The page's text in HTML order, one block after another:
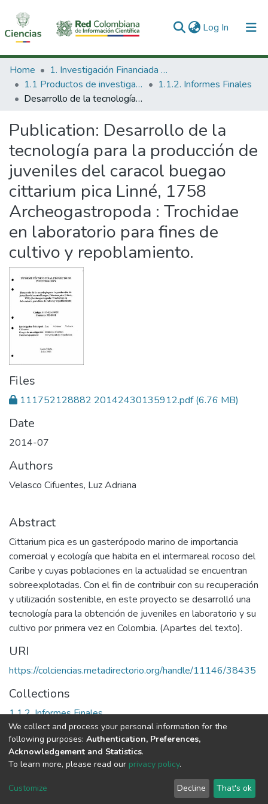
Log In (current)
Communities & Collections
All of DSpace
Home
1. Investigación Financiada con Recursos Públicos
1.1 Productos de investigación
1.1.2. Informes Finales
Desarrollo de la tecnología para la producción de juveniles del caracol buegao cittarium pica Linné, 1758 Archeogastropoda : Trochidae en laboratorio para fines de cultivo y repoblamiento.
Publication: Desarrollo de la
tecnología para la producción de
juveniles del caracol buegao
cittarium pica Linné, 1758
Archeogastropoda : Trochidae
en laboratorio para fines de
cultivo y repoblamiento.
Files
111752128882 20142430135912.pdf(6.76 MB)
Date
2014-07
Authors
Velasco Cifuentes, Luz Adriana
Abstract
Cittarium pica es un gasterópodo marino de importancia
comercial y ecología que habita en el intermareal rocoso del
Caribe y cuyas poblaciones en la actualidad se encuentran
sobreexplotadas. Con el fin de contribuir con su recuperación
y utilización sostenible, en este proyecto se desarrolló una
tecnología para la obtención de juveniles en laboratorio y su
cultivo por primera vez en Colombia. (Apartes del texto).
URI
https://colciencias.metadirectorio.org/handle/11146/38435
Collections
1.1.2. Informes Finales
Full item page
DSpace software copyright © 2002-2026
Cookie
End User
Agreement
Send
Feedback
We collect and process your personal information for the
following purposes: Authentication, Preferences,
Acknowledgement and Statistics.
To learn more, please read our privacy policy.
Customize Decline That's ok